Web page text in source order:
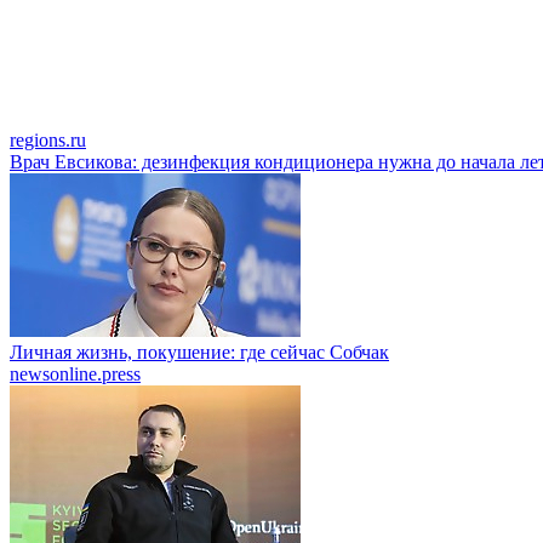
regions.ru
Врач Евсикова: дезинфекция кондиционера нужна до начала
Личная жизнь, покушение: где сейчас Собчак
newsonline.press